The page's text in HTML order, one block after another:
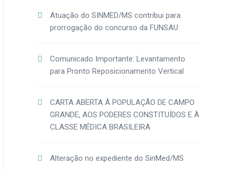
Atuação do SINMED/MS contribui para
prorrogação do concurso da FUNSAU
Comunicado Importante: Levantamento
para Pronto Reposicionamento Vertical
CARTA ABERTA À POPULAÇÃO DE CAMPO
GRANDE, AOS PODERES CONSTITUÍDOS E À
CLASSE MÉDICA BRASILEIRA
Alteração no expediente do SinMed/MS